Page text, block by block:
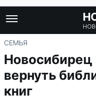
СЕМЬЯ
Новосибирец
вернуть
книг